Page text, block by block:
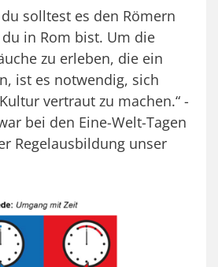
solltest es den Römern
in Rom bist. Um die
zu erleben, die ein
ist es notwendig, sich
vertraut zu machen.“ -
bei den Eine-Welt-Tagen
Regelausbildung unser